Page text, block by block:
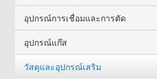
อุปกรณ์การเชื่อมและการตัด
อุปกรณ์แก๊ส
วัสดุและอุปกรณ์เสริม